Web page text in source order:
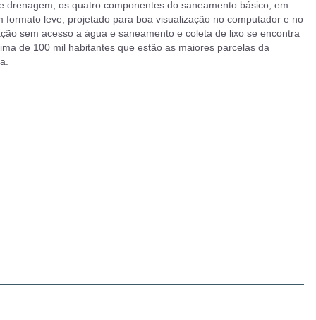
os quatro componentes do saneamento básico, em
leve, projetado para boa visualização no computador e no
sem acesso a água e saneamento e coleta de lixo se encontra
de 100 mil habitantes que estão as maiores parcelas da